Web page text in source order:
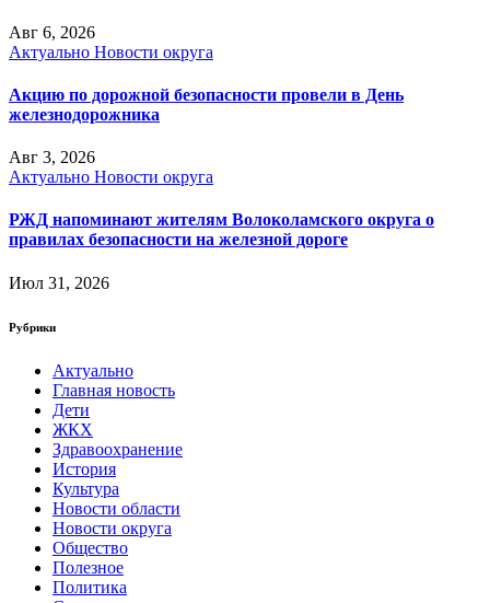
Авг 6, 2026
Актуально Новости округа
Акцию по дорожной безопасности провели в День
железнодорожника
Авг 3, 2026
Актуально Новости округа
РЖД напоминают жителям Волоколамского округа о
правилах безопасности на железной дороге
Июл 31, 2026
Рубрики
Актуально
Главная новость
Дети
ЖКХ
Здравоохранение
История
Культура
Новости области
Новости округа
Общество
Полезное
Политика